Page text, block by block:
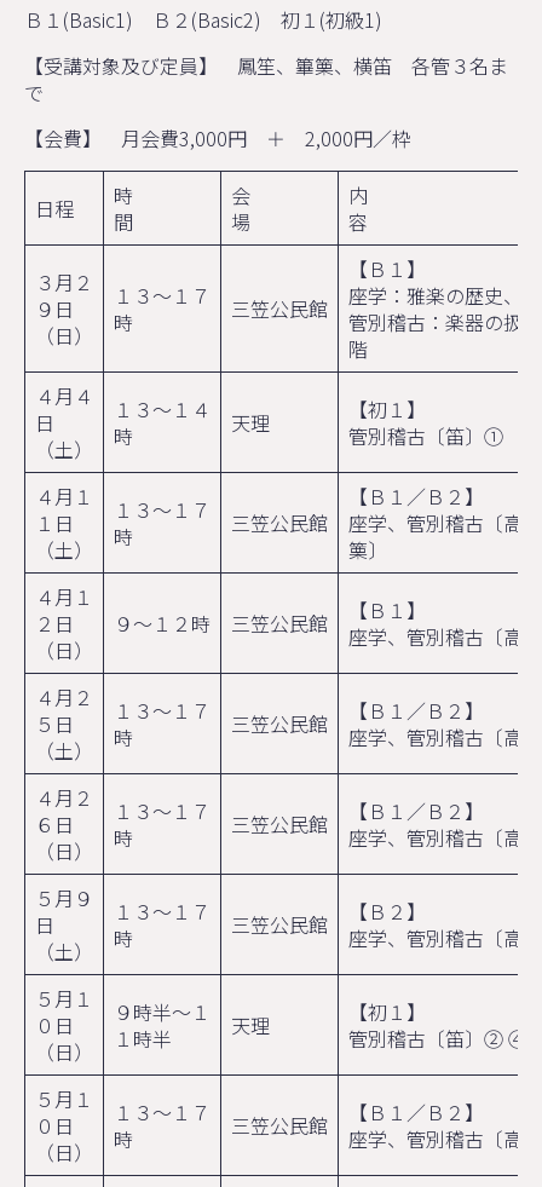
Ｂ１(Basic1) Ｂ２(Basic2) 初１(初級1)
【受講対象及び定員】 鳳笙、篳篥、横笛 各管３名ま
で
【会費】 月会費3,000円 ＋ 2,000円／枠
日程
時
間
会
場
内
３月２
９日
（日）
１３～１７
時
三笠公民館
【Ｂ１】
座学：雅楽の歴史、
管別稽古：楽器の扱
階
４月４
日
（土）
１３～１４
時
天理
【初１】
管別稽古〔笛〕①
４月１
１日
（土）
１３～１７
時
三笠公民館
【Ｂ１／Ｂ２】
座学、管別稽古〔高
篥〕
４月１
２日
（日）
９～１２時 三笠公民館
【Ｂ１】
座学、管別稽古〔高
４月２
５日
（土）
１３～１７
時
三笠公民館
【Ｂ１／Ｂ２】
座学、管別稽古〔高
４月２
６日
（日）
１３～１７
時
三笠公民館
【Ｂ１／Ｂ２】
座学、管別稽古〔高
５月９
日
（土）
１３～１７
時
三笠公民館
【Ｂ２】
座学、管別稽古〔高
５月１
０日
（日）
９時半～１
１時半
天理
【初１】
管別稽古〔笛〕② ④
５月１
０日
（日）
１３～１７
時
三笠公民館
【Ｂ１／Ｂ２】
座学、管別稽古〔高